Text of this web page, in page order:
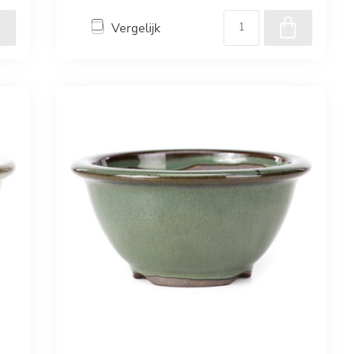
Vergelijk